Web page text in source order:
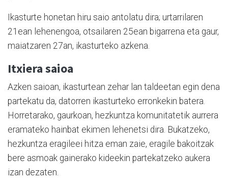
Ikasturte honetan hiru saio antolatu dira; urtarrilaren
21ean lehenengoa, otsailaren 25ean bigarrena eta gaur,
maiatzaren 27an, ikasturteko azkena.
Itxiera saioa
Azken saioan, ikasturtean zehar lan taldeetan egin dena
partekatu da, datorren ikasturteko erronkekin batera.
Horretarako, gaurkoan, hezkuntza komunitatetik aurrera
eramateko hainbat ekimen lehenetsi dira. Bukatzeko,
hezkuntza eragileei hitza eman zaie, eragile bakoitzak
bere asmoak gainerako kideekin partekatzeko aukera
izan dezaten.